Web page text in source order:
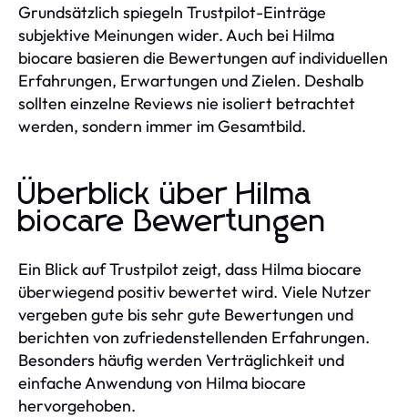
Grundsätzlich spiegeln Trustpilot-Einträge
subjektive Meinungen wider. Auch bei Hilma
biocare basieren die Bewertungen auf individuellen
Erfahrungen, Erwartungen und Zielen. Deshalb
sollten einzelne Reviews nie isoliert betrachtet
werden, sondern immer im Gesamtbild.
Überblick über Hilma
biocare Bewertungen
Ein Blick auf Trustpilot zeigt, dass Hilma biocare
überwiegend positiv bewertet wird. Viele Nutzer
vergeben gute bis sehr gute Bewertungen und
berichten von zufriedenstellenden Erfahrungen.
Besonders häufig werden Verträglichkeit und
einfache Anwendung von Hilma biocare
hervorgehoben.